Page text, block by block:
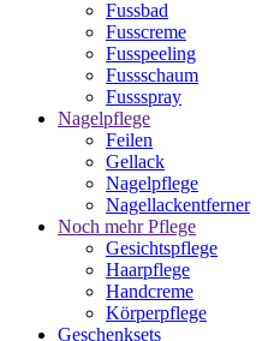
Fussbad
Fusscreme
Fusspeeling
Fussschaum
Fussspray
Nagelpflege
Feilen
Gellack
Nagelpflege
Nagellackentferner
Noch mehr Pflege
Gesichtspflege
Haarpflege
Handcreme
Körperpflege
Geschenksets